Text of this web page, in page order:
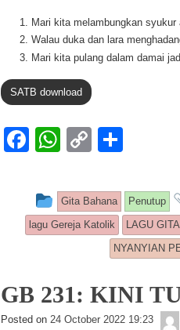
Mari kita melambungkan
Walau duka dan lara
Mari kita pulang dalam damai
SATB download
F
c
e
b
o
k
W
at
s
A
p
C
p
y
Li
k
ar
e
This entry was
Gita Bahana Penutup
lagu Gereja Katolik
LAGU
NYANYIAN
GB 231: KINI
Posted on 24 October 2022 19:23